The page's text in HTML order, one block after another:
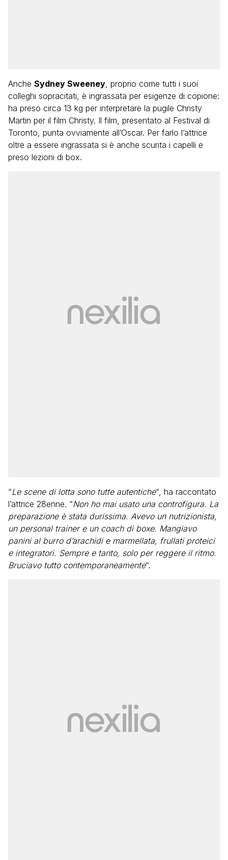
Anche Sydney Sweeney, proprio come tutti i suoi
colleghi sopracitati, è ingrassata per esigenze di copione:
ha preso circa 13 kg per interpretare la pugile Christy
Martin per il film Christy. Il film, presentato al Festival di
Toronto, punta ovviamente all’Oscar. Per farlo l’attrice
oltre a essere ingrassata si è anche scurita i capelli e
preso lezioni di box.
“Le scene di lotta sono tutte autentiche“, ha raccontato
l’attrice 28enne. “Non ho mai usato una controfigura. La
preparazione è stata durissima. Avevo un nutrizionista,
un personal trainer e un coach di boxe. Mangiavo
panini al burro d’arachidi e marmellata, frullati proteici
e integratori. Sempre e tanto, solo per reggere il ritmo.
Bruciavo tutto contemporaneamente“.